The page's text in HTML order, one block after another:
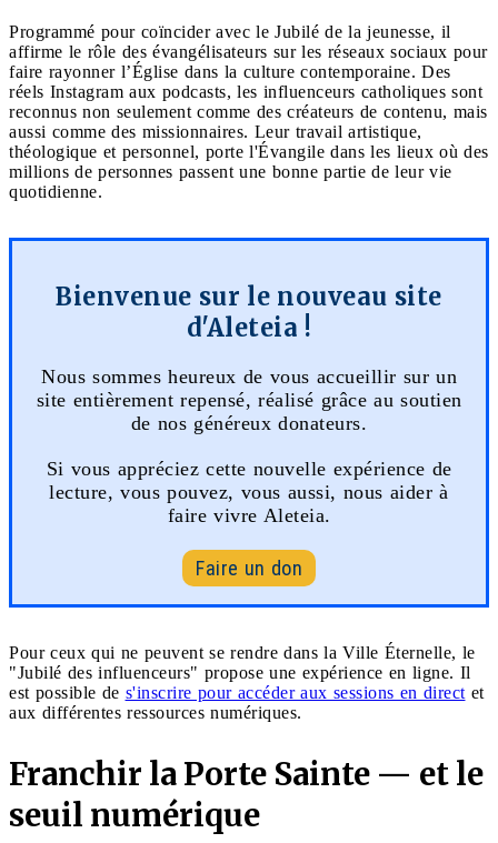
Programmé pour coïncider avec le Jubilé de la jeunesse, il
affirme le rôle des évangélisateurs sur les réseaux sociaux pour
faire rayonner l’Église dans la culture contemporaine. Des
réels Instagram aux podcasts, les influenceurs catholiques sont
reconnus non seulement comme des créateurs de contenu, mais
aussi comme des missionnaires. Leur travail artistique,
théologique et personnel, porte l'Évangile dans les lieux où des
millions de personnes passent une bonne partie de leur vie
quotidienne.
Bienvenue sur le nouveau site
d'Aleteia !
Nous sommes heureux de vous accueillir sur un
site entièrement repensé, réalisé grâce au soutien
de nos généreux donateurs.
Si vous appréciez cette nouvelle expérience de
lecture, vous pouvez, vous aussi, nous aider à
faire vivre Aleteia.
Faire un don
Pour ceux qui ne peuvent se rendre dans la Ville Éternelle, le
"Jubilé des influenceurs" propose une expérience en ligne. Il
est possible de s'inscrire pour accéder aux sessions en direct et
aux différentes ressources numériques.
Franchir la Porte Sainte — et le
seuil numérique